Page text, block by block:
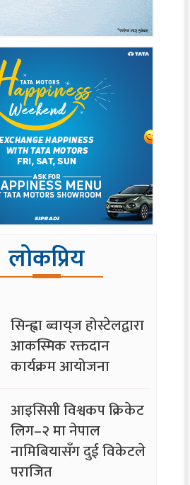
लोकप्रिय
सिन्ह्वा ब्वाय्‌ज होस्टेलद्वारा
आकस्मिक रक्तदान
कार्यक्रम आयोजना
आइसिसी विश्वकप क्रिकेट
लिग–२ मा नेपाल
नामिबियासँग दुई विकेटले
पराजित